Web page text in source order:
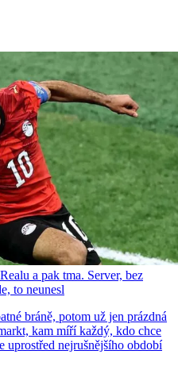
a pak tma. Server, bez
to neunesl
bráně, potom už jen prázdná
kam míří každý, kdo chce
uprostřed nejrušnějšího období